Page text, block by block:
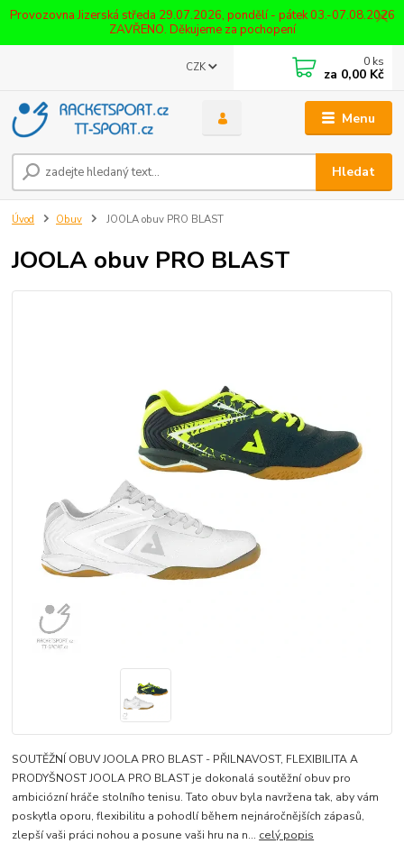
Provozovna Jizerská středa 29.07.2026, pondělí - pátek 03.-07.08.2026
ZAVŘENO. Děkujeme za pochopení
Menu
CZK
Hledat
0 ks
za 0,00 Kč
Úvod Obuv JOOLA obuv PRO BLAST
JOOLA obuv PRO BLAST
SOUTĚŽNÍ OBUV JOOLA PRO BLAST - PŘILNAVOST, FLEXIBILITA A
PRODYŠNOST JOOLA PRO BLAST je dokonalá soutěžní obuv pro
ambiciózní hráče stolního tenisu. Tato obuv byla navržena tak, aby vám
poskytla oporu, flexibilitu a pohodlí během nejnáročnějších zápasů,
zlepší vaši práci nohou a posune vaši hru na n... celý popis